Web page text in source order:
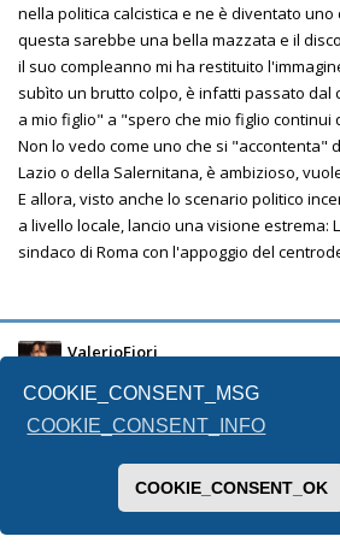
COOKIE_CONSENT_MSG
COOKIE_CONSENT_INFO
COOKIE_CONSENT_OK
nella politica calcistica e ne è diventato
questa sarebbe una bella mazzata e il
il suo compleanno mi ha restituito
subìto un brutto colpo, è infatti passato dal
a mio figlio" a "spero che mio figlio continui
Non lo vedo come uno che si "accontenta"
Lazio o della Salernitana, è ambizioso,
E allora, visto anche lo scenario politico
a livello locale, lancio una visione estrema:
sindaco di Roma con l'appoggio del
ValerioFiori
11/05/2021, 12:17
Venderci, e d'accordo. Ma a chi?